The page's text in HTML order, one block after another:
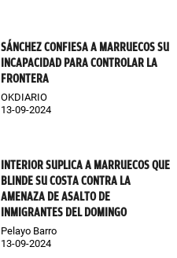
SÁNCHEZ CONFIESA A MARRUECOS SU
INCAPACIDAD PARA CONTROLAR LA
FRONTERA
OKDIARIO
13-09-2024
INTERIOR SUPLICA A MARRUECOS QUE
BLINDE SU COSTA CONTRA LA
AMENAZA DE ASALTO DE
INMIGRANTES DEL DOMINGO
Pelayo Barro
13-09-2024